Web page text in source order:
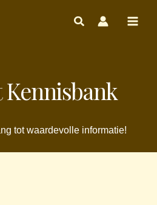
tot waardevolle informatie!